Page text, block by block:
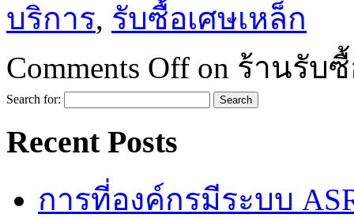
บริการ, รับซื้อเศษเหล็ก
Comments Off on ร้านรับ
Search for:
Recent Posts
การที่องค์กรมีระบบ